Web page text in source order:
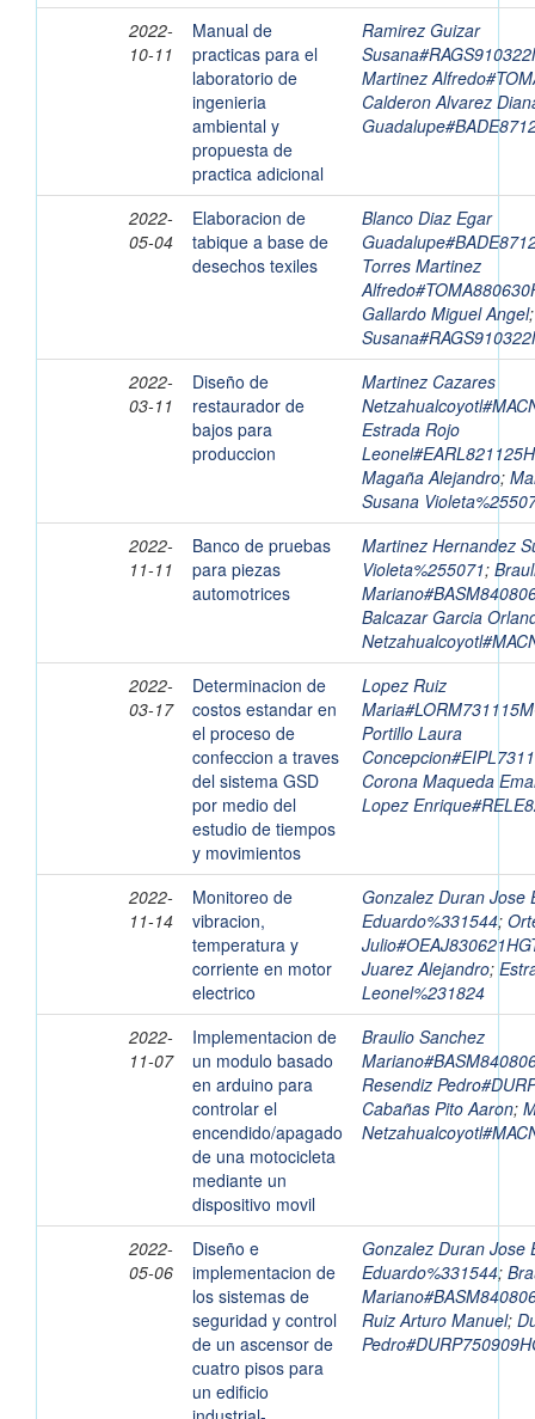
2022-
10-11
Manual de
practicas para el
laboratorio de
ingenieria
ambiental y
propuesta de
practica adicional
Ramirez Guizar
Martinez
Calderon Alvarez
2022-
05-04
Elaboracion de
tabique a base de
desechos texiles
Blanco Diaz Egar
Torres Martinez
Gallardo Miguel Angel
2022-
03-11
Diseño de
restaurador de
bajos para
produccion
Martinez Cazares
Estrada Rojo
Magaña Alejandro;
Susana
2022-
11-11
Banco de pruebas
para piezas
automotrices
Martinez Hernandez
Violeta%255071;
Balcazar Garcia
2022-
03-17
Determinacion de
costos estandar en
el proceso de
confeccion a traves
del sistema GSD
por medio del
estudio de tiempos
y movimientos
Lopez Ruiz
Portillo Laura
Corona Maqueda
Lopez
2022-
11-14
Monitoreo de
vibracion,
temperatura y
corriente en motor
electrico
Gonzalez Duran Jose
Eduardo%331544;
Juarez Alejandro;
Leonel%231824
2022-
11-07
Implementacion de
un modulo basado
en arduino para
controlar el
encendido/apagado
de una motocicleta
mediante un
dispositivo movil
Braulio Sanchez
Resendiz
Cabañas Pito Aaron;
2022-
05-06
Diseño e
implementacion de
los sistemas de
seguridad y control
de un ascensor de
cuatro pisos para
un edificio
Gonzalez Duran Jose
Eduardo%331544;
Ruiz Arturo Manuel;